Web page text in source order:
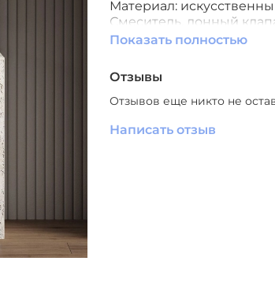
Материал:
Смеситель, донный
Производитель: Южный
Показать полностью
Отзывы
Отзывов еще никто не
Написать отзыв